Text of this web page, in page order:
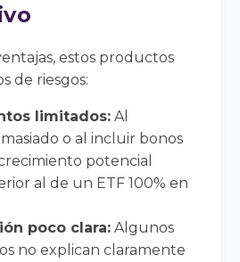
estos productos
de riesgos:
limitados: Al
o al incluir bonos
potencial
al de un ETF 100% en
poco clara: Algunos
no explican claramente